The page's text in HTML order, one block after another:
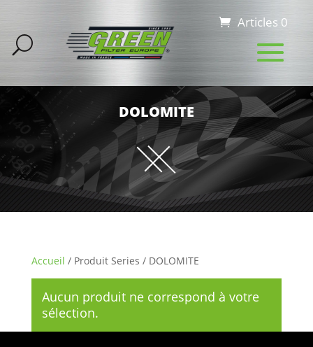
Articles 0
DOLOMITE
Accueil / Produit Series / DOLOMITE
Aucun produit ne correspond à votre
sélection.